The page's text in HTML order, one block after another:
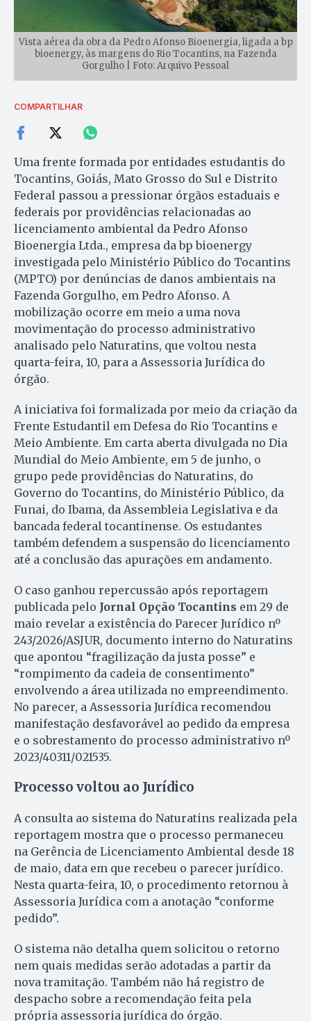
Vista aérea da obra da Pedro Afonso Bioenergia, ligada a bp
bioenergy, às margens do Rio Tocantins, na Fazenda
Gorgulho | Foto: Arquivo Pessoal
COMPARTILHAR
Uma frente formada por entidades estudantis do
Tocantins, Goiás, Mato Grosso do Sul e Distrito
Federal passou a pressionar órgãos estaduais e
federais por providências relacionadas ao
licenciamento ambiental da Pedro Afonso
Bioenergia Ltda., empresa da bp bioenergy
investigada pelo Ministério Público do Tocantins
(MPTO) por denúncias de danos ambientais na
Fazenda Gorgulho, em Pedro Afonso. A
mobilização ocorre em meio a uma nova
movimentação do processo administrativo
analisado pelo Naturatins, que voltou nesta
quarta-feira, 10, para a Assessoria Jurídica do
órgão.
A iniciativa foi formalizada por meio da criação da
Frente Estudantil em Defesa do Rio Tocantins e
Meio Ambiente. Em carta aberta divulgada no Dia
Mundial do Meio Ambiente, em 5 de junho, o
grupo pede providências do Naturatins, do
Governo do Tocantins, do Ministério Público, da
Funai, do Ibama, da Assembleia Legislativa e da
bancada federal tocantinense. Os estudantes
também defendem a suspensão do licenciamento
até a conclusão das apurações em andamento.
O caso ganhou repercussão após reportagem
publicada pelo Jornal Opção Tocantins em 29 de
maio revelar a existência do Parecer Jurídico nº
243/2026/ASJUR, documento interno do Naturatins
que apontou “fragilização da justa posse” e
“rompimento da cadeia de consentimento”
envolvendo a área utilizada no empreendimento.
No parecer, a Assessoria Jurídica recomendou
manifestação desfavorável ao pedido da empresa
e o sobrestamento do processo administrativo nº
2023/40311/021535.
Processo voltou ao Jurídico
A consulta ao sistema do Naturatins realizada pela
reportagem mostra que o processo permaneceu
na Gerência de Licenciamento Ambiental desde 18
de maio, data em que recebeu o parecer jurídico.
Nesta quarta-feira, 10, o procedimento retornou à
Assessoria Jurídica com a anotação “conforme
pedido”.
O sistema não detalha quem solicitou o retorno
nem quais medidas serão adotadas a partir da
nova tramitação. Também não há registro de
despacho sobre a recomendação feita pela
própria assessoria jurídica do órgão.